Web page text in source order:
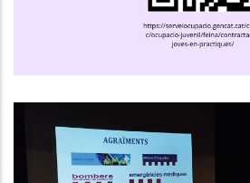
Penedès Impulsa Una
Del Programa “Canvi